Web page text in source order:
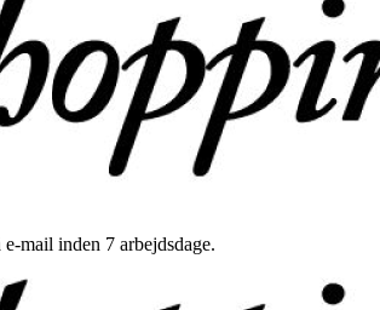
mail inden 7 arbejdsdage.